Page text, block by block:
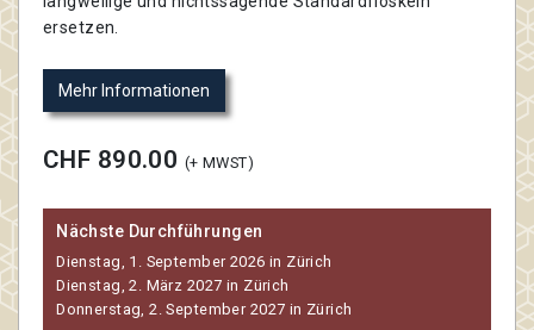
ersetzen.
Mehr Informationen
CHF 890.00 (+ MWST)
Nächste Durchführungen
Dienstag, 1. September 2026 in Zürich
Dienstag, 2. März 2027 in Zürich
Donnerstag, 2. September 2027 in Zürich